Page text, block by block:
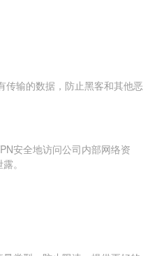
传输的数据，防止黑客和其他恶
安全地访问公司内部网络资
。